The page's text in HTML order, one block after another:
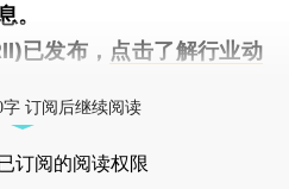
。
已发布， 点击了解行业动
字 订阅后继续阅读
订阅的阅读权限